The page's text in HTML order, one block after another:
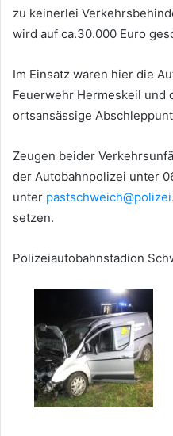
zu keinerlei
wird auf ca.30.000 Euro
Im Einsatz waren hier die
Feuerwehr Hermeskeil und
ortsansässige
Zeugen beider
der Autobahnpolizei unter
unter
setzen.
Polizeiautobahnstadion